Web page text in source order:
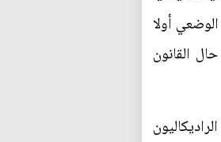
الوضعي أولا
القانون
الذي رفعه الراديكاليون